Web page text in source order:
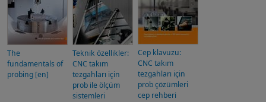
The
fundamentals of
probing [en]
Teknik özellikler:
CNC takım
tezgahları için
prob ile ölçüm
sistemleri
Cep klavuzu:
CNC takım
tezgahları için
prob çözümleri
cep rehberi